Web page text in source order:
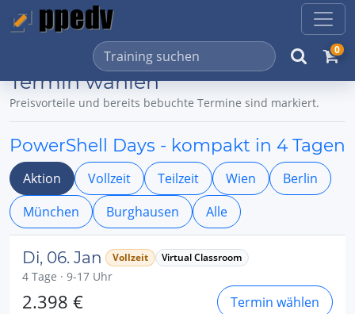
0
Termin wählen
Preisvorteile und bereits bebuchte Termine sind markiert.
PowerShell Days - kompakt in 4 Tagen
Aktion Vollzeit Teilzeit Wien
Berlin
München
Burghausen Alle
Di, 06. Jan Vollzeit Virtual Classroom
4 Tage · 9-17 Uhr
2.398 € Termin wählen